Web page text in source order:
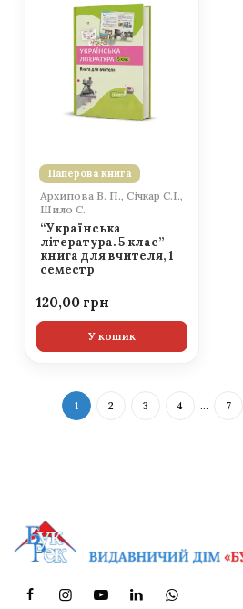
Паперова книга
Архипова В. П., Січкар С.І.,
Шило С.
“Українська
література. 5 клас”
книга для вчителя, 1
семестр
120,00
У кошик
1 2 3 4 … 7